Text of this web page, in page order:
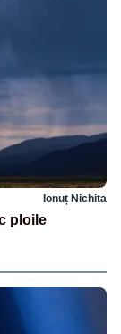
Ionuț Nichita
ploile